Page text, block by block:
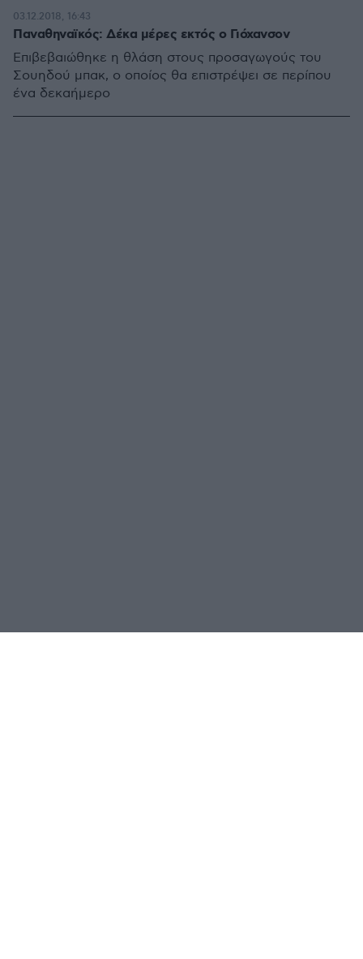
Παναθηναϊκός: Δέκα μέρες εκτός ο Γιόχανσον
Επιβεβαιώθηκε η θλάση στους προσαγωγούς του
Σουηδού μπακ, ο οποίος θα επιστρέψει σε περίπου
ένα δεκαήμερο
03.12.2018, 16:43